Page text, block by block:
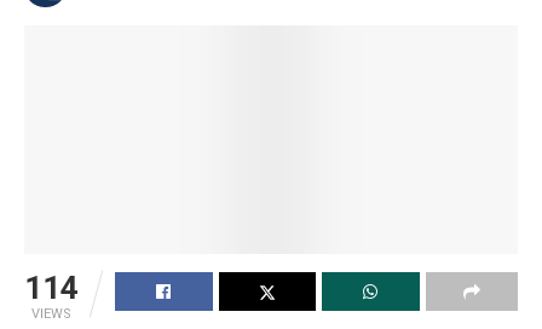
114
VIEWS